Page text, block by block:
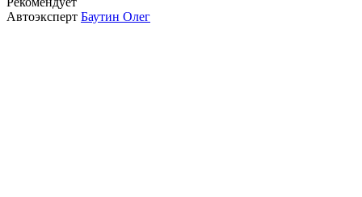
Автоэксперт Баутин Олег